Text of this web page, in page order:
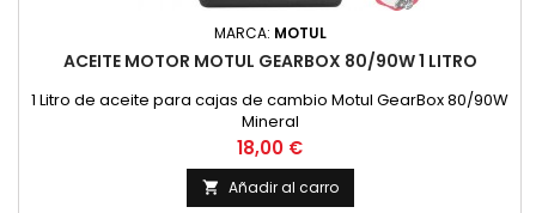
MARCA: MOTUL
ACEITE MOTOR MOTUL GEARBOX 80/90W 1 LITRO
1 Litro de aceite para cajas de cambio Motul GearBox 80/90W
Mineral
Precio
18,00 €
 Añadir al carro